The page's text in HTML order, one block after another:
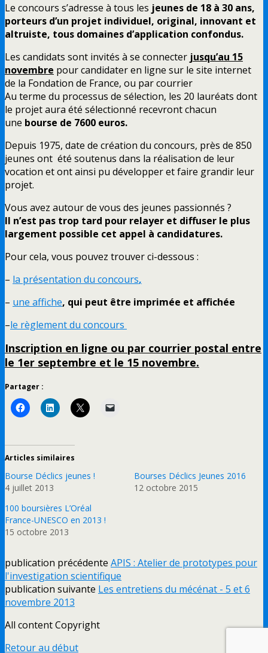
Le concours s’adresse à tous les jeunes de 18 à 30 ans,
porteurs d’un projet individuel, original, innovant et
altruiste, tous domaines d’application confondus.
Les candidats sont invités à se connecter jusqu’au 15
novembre pour candidater en ligne sur le site internet
de la Fondation de France, ou par courrier
Au terme du processus de sélection, les 20 lauréats dont
le projet aura été sélectionné recevront chacun
une bourse de 7600 euros.
Depuis 1975, date de création du concours, près de 850
jeunes ont été soutenus dans la réalisation de leur
vocation et ont ainsi pu développer et faire grandir leur
projet.
Vous avez autour de vous des jeunes passionnés ?
Il n’est pas trop tard pour relayer et diffuser le plus
largement possible cet appel à candidatures.
Pour cela, vous pouvez trouver ci-dessous :
– la présentation du concours,
– une affiche, qui peut être imprimée et affichée
–le règlement du concours
Inscription en ligne ou par courrier postal entre
le 1er septembre et le 15 novembre.
Partager :
Articles similaires
Bourse Déclics jeunes !
4 juillet 2013
Bourses Déclics Jeunes 2016
12 octobre 2015
100 boursières L’Oréal
France-UNESCO en 2013 !
15 octobre 2013
publication précédente APIS : Atelier de prototypes pour
l'investigation scientifique
publication suivante Les entretiens du mécénat - 5 et 6
novembre 2013
All content Copyright
Retour au début